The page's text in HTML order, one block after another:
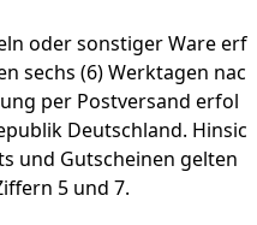
oder sonstiger Ware erf
sechs (6) Werktagen nac
per Postversand erfol
Deutschland. Hinsic
und Gutscheinen gelten
5 und 7.